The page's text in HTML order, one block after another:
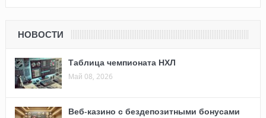
НОВОСТИ
Таблица чемпионата НХЛ
Май 08, 2026
Веб-казино с бездепозитными бонусами